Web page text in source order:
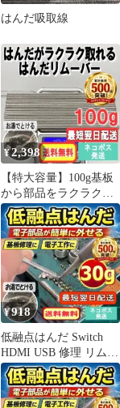
はんだ吸取線
¥2,398
【特大容量】100g基板
から部品をラクラク外
せる！はんだリムーバ
ー 10u033
¥918
低融点はんだ Switch
HDMI USB 修理 リムー
バー30g03s154